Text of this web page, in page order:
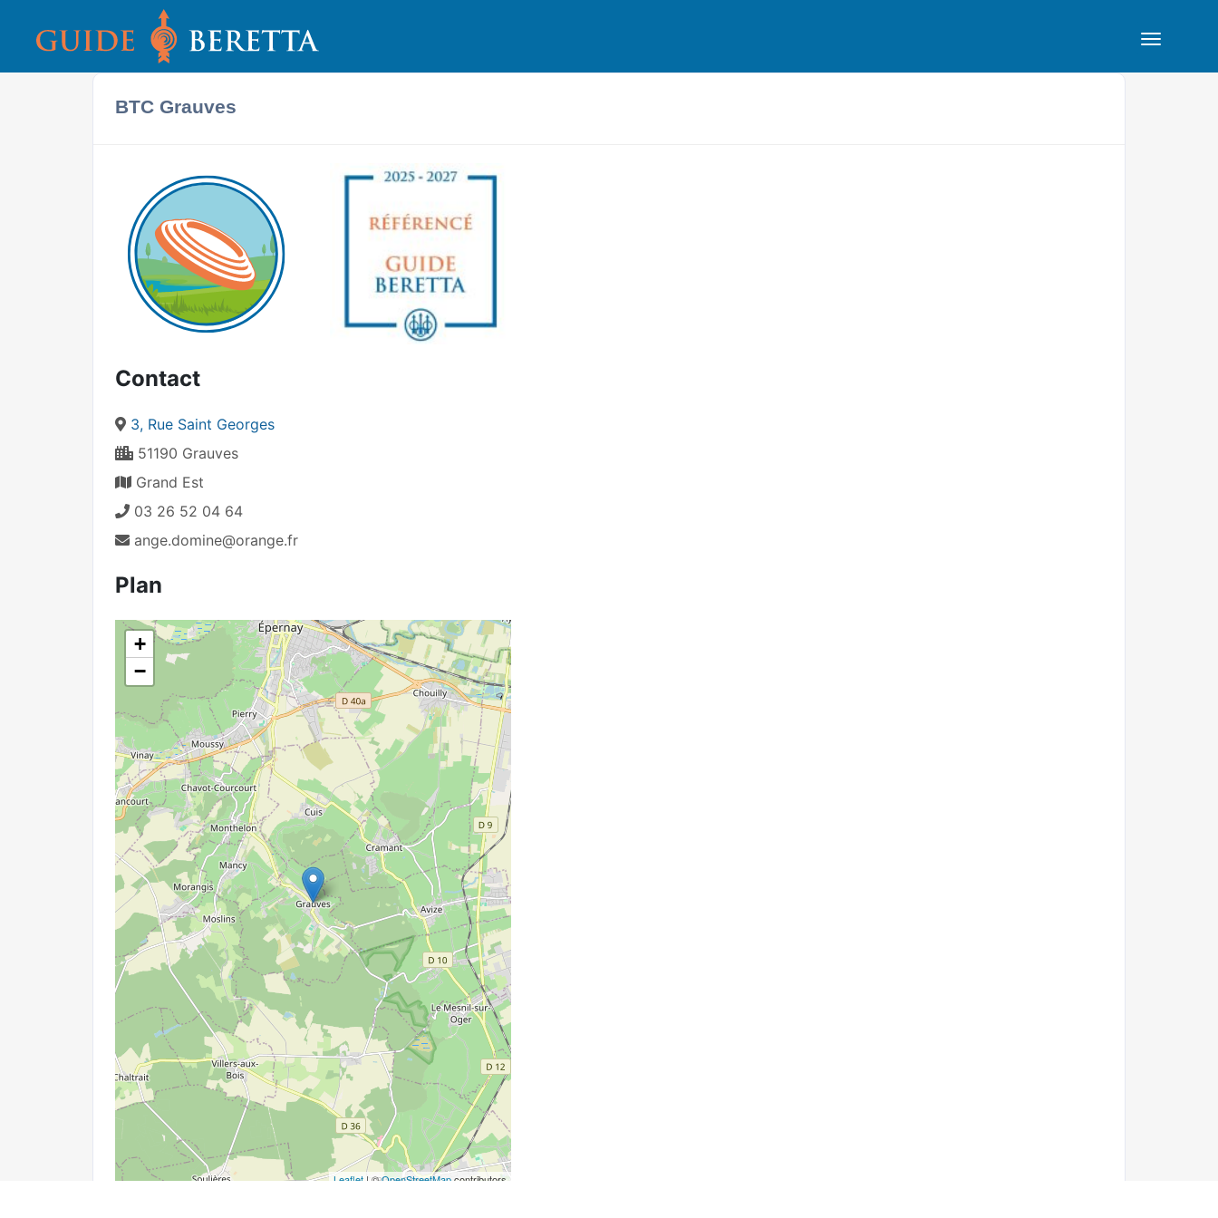
BTC Grauves
Contact
3, Rue Saint Georges
51190 Grauves
Grand Est
03 26 52 04 64
ange.domine@orange.fr
Plan
+
−
Leaflet| ©OpenStreetMapcontributors